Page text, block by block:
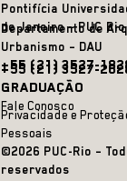
Pontifícia
de Janeiro – PUC Rio
Departamento de
Urbanismo – DAU
+55 (21) 3527-
+55 (21) 3527-
GRADUAÇÃO
Fale Conosco
Privacidade e
Pessoais
©2026 PUC-Rio –
reservados